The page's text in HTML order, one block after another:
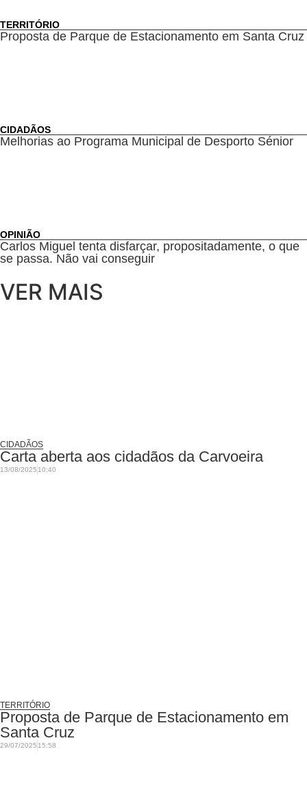
TERRITÓRIO
Proposta de Parque de Estacionamento em Santa Cruz
CIDADÃOS
Melhorias ao Programa Municipal de Desporto Sénior
OPINIÃO
Carlos Miguel tenta disfarçar, propositadamente, o que
se passa. Não vai conseguir
VER MAIS
CIDADÃOS
Carta aberta aos cidadãos da Carvoeira
13/08/2025 10:40
TERRITÓRIO
Proposta de Parque de Estacionamento em
Santa Cruz
29/07/2025 15:58